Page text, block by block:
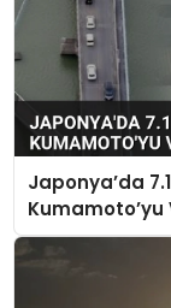
Japonya’da
Kumamoto’yu
Çok Sayıda